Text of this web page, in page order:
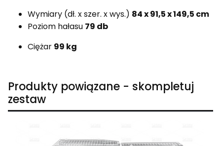
Wymiary (dł. x szer. x wys.) 84 x 91,5 x 149,5 cm
Poziom hałasu 79 db
Ciężar 99 kg
Produkty powiązane - skompletuj
zestaw